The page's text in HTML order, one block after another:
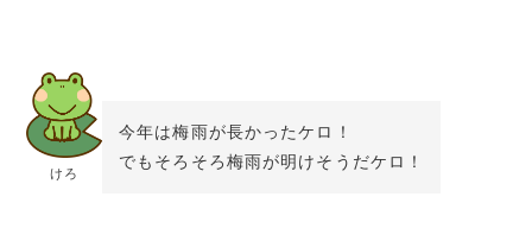
けろ
今年は梅雨が長かったケロ！
でもそろそろ梅雨が明けそうだケロ！